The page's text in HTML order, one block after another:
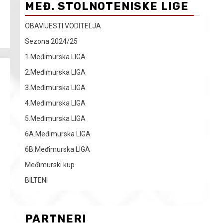
MEĐ. STOLNOTENISKE LIGE
OBAVIJESTI VODITELJA
Sezona 2024/25
1.Međimurska LIGA
2.Međimurska LIGA
3.Međimurska LIGA
4.Međimurska LIGA
5.Međimurska LIGA
6A.Međimurska LIGA
6B.Međimurska LIGA
Međimurski kup
BILTENI
PARTNERI